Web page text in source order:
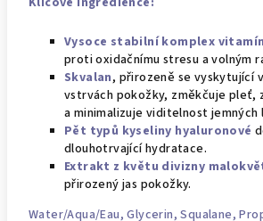
Vysoce stabilní komplex
proti oxidačnímu stresu a volným
Skvalan, přirozeně se vyskytující
vstrvách pokožky, změkčuje pleť,
a minimalizuje viditelnost jemných
Pět typů kyseliny hyaluronové
dlouhotrvající hydratace.
Extrakt z květu divizny
přirozený jas pokožky.
Water/Aqua/Eau,Glycerin, Squalane,